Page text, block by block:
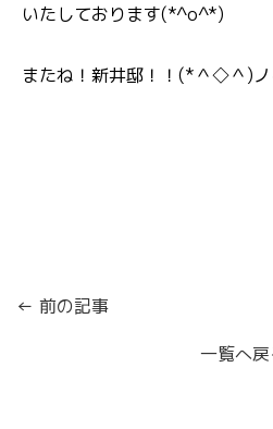
いたしております(*^o^*)
またね！新井邸！！(*＾◇＾)ノ
← 前の記事
一覧へ戻